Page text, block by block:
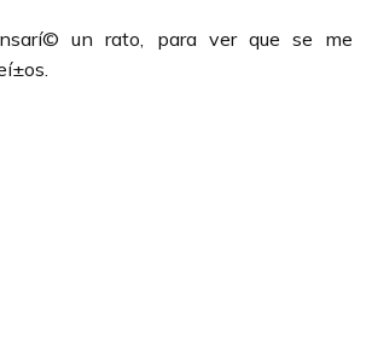
un rato, para ver que se me